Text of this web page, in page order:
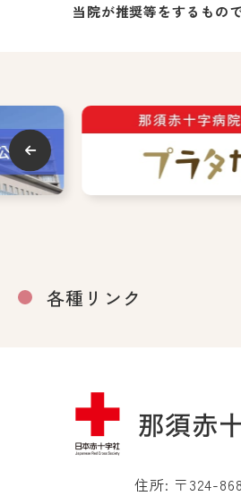
当院が推奨等をするもの
各種リンク
住所: 〒324-